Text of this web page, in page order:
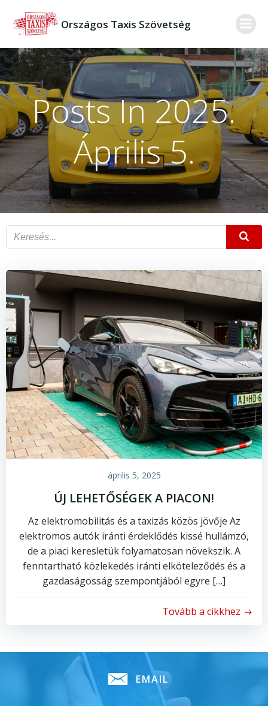
to
Országos Taxis Szövetség
Posts In 2025.
Április 5.
április 5, 2025
ÚJ LEHETŐSÉGEK A PIACON!
Az elektromobilitás és a taxizás közös jövője Az
elektromos autók iránti érdeklődés kissé hullámzó,
de a piaci keresletük folyamatosan növekszik. A
fenntartható közlekedés iránti elköteleződés és a
gazdaságosság szempontjából egyre […]
Tovább a cikkhez
EMAIL